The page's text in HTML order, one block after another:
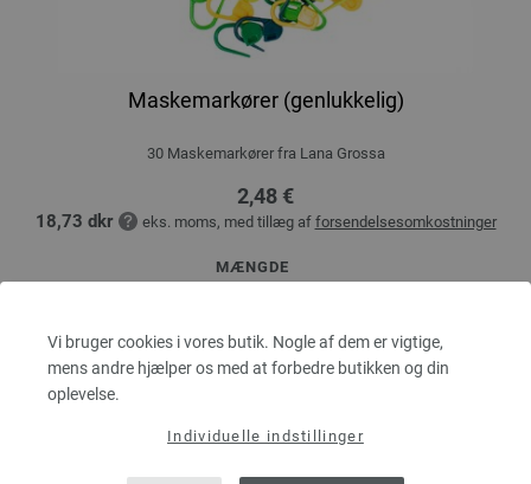
Vi bruger cookies i vores butik. Nogle af dem er vigtige,
mens andre hjælper os med at forbedre butikken og din
oplevelse.
Individuelle indstillinger
Maskemarkører (genlukkelig)
30 Maskemarkører fra Lana Grossa
2,48 €
18,73 dkr eks. moms, med tillæg af forsendelsesomkostninger
MÆNGDE
I INDKØBSKURVEN
Sæt på ønskeseddel